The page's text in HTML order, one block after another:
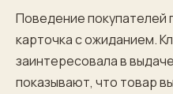
Поведение покупателей
карточка с ожиданием.
заинтересовала в
показывают, что товар